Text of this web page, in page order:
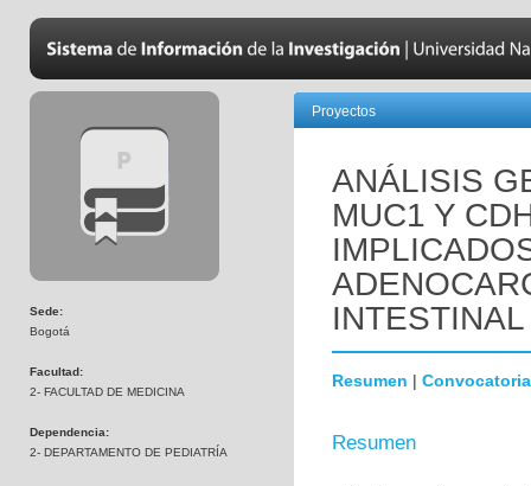
Sede:
Bogotá
Facultad:
2- FACULTAD DE MEDICINA
Dependencia:
2- DEPARTAMENTO DE PEDIATRÍA
Proyectos
ANÁLISIS
MUC1 Y
INTESTINAL
Resumen | Convocatoria
Resumen